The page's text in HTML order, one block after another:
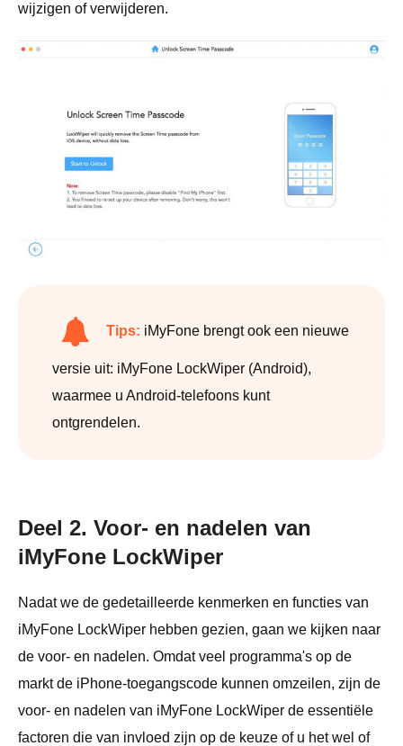
wijzigen of verwijderen.
Tips: iMyFone brengt ook een nieuwe
versie uit: iMyFone LockWiper (Android),
waarmee u Android-telefoons kunt
ontgrendelen.
Deel 2. Voor- en nadelen van
iMyFone LockWiper
Nadat we de gedetailleerde kenmerken en functies van
iMyFone LockWiper hebben gezien, gaan we kijken naar
de voor- en nadelen. Omdat veel programma's op de
markt de iPhone-toegangscode kunnen omzeilen, zijn de
voor- en nadelen van iMyFone LockWiper de essentiële
factoren die van invloed zijn op de keuze of u het wel of